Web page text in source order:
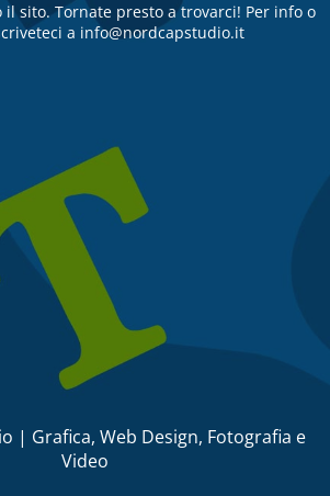
il sito. Tornate presto a trovarci! Per info o
a info@nordcapstudio.it
| Grafica, Web Design, Fotografia e
Video